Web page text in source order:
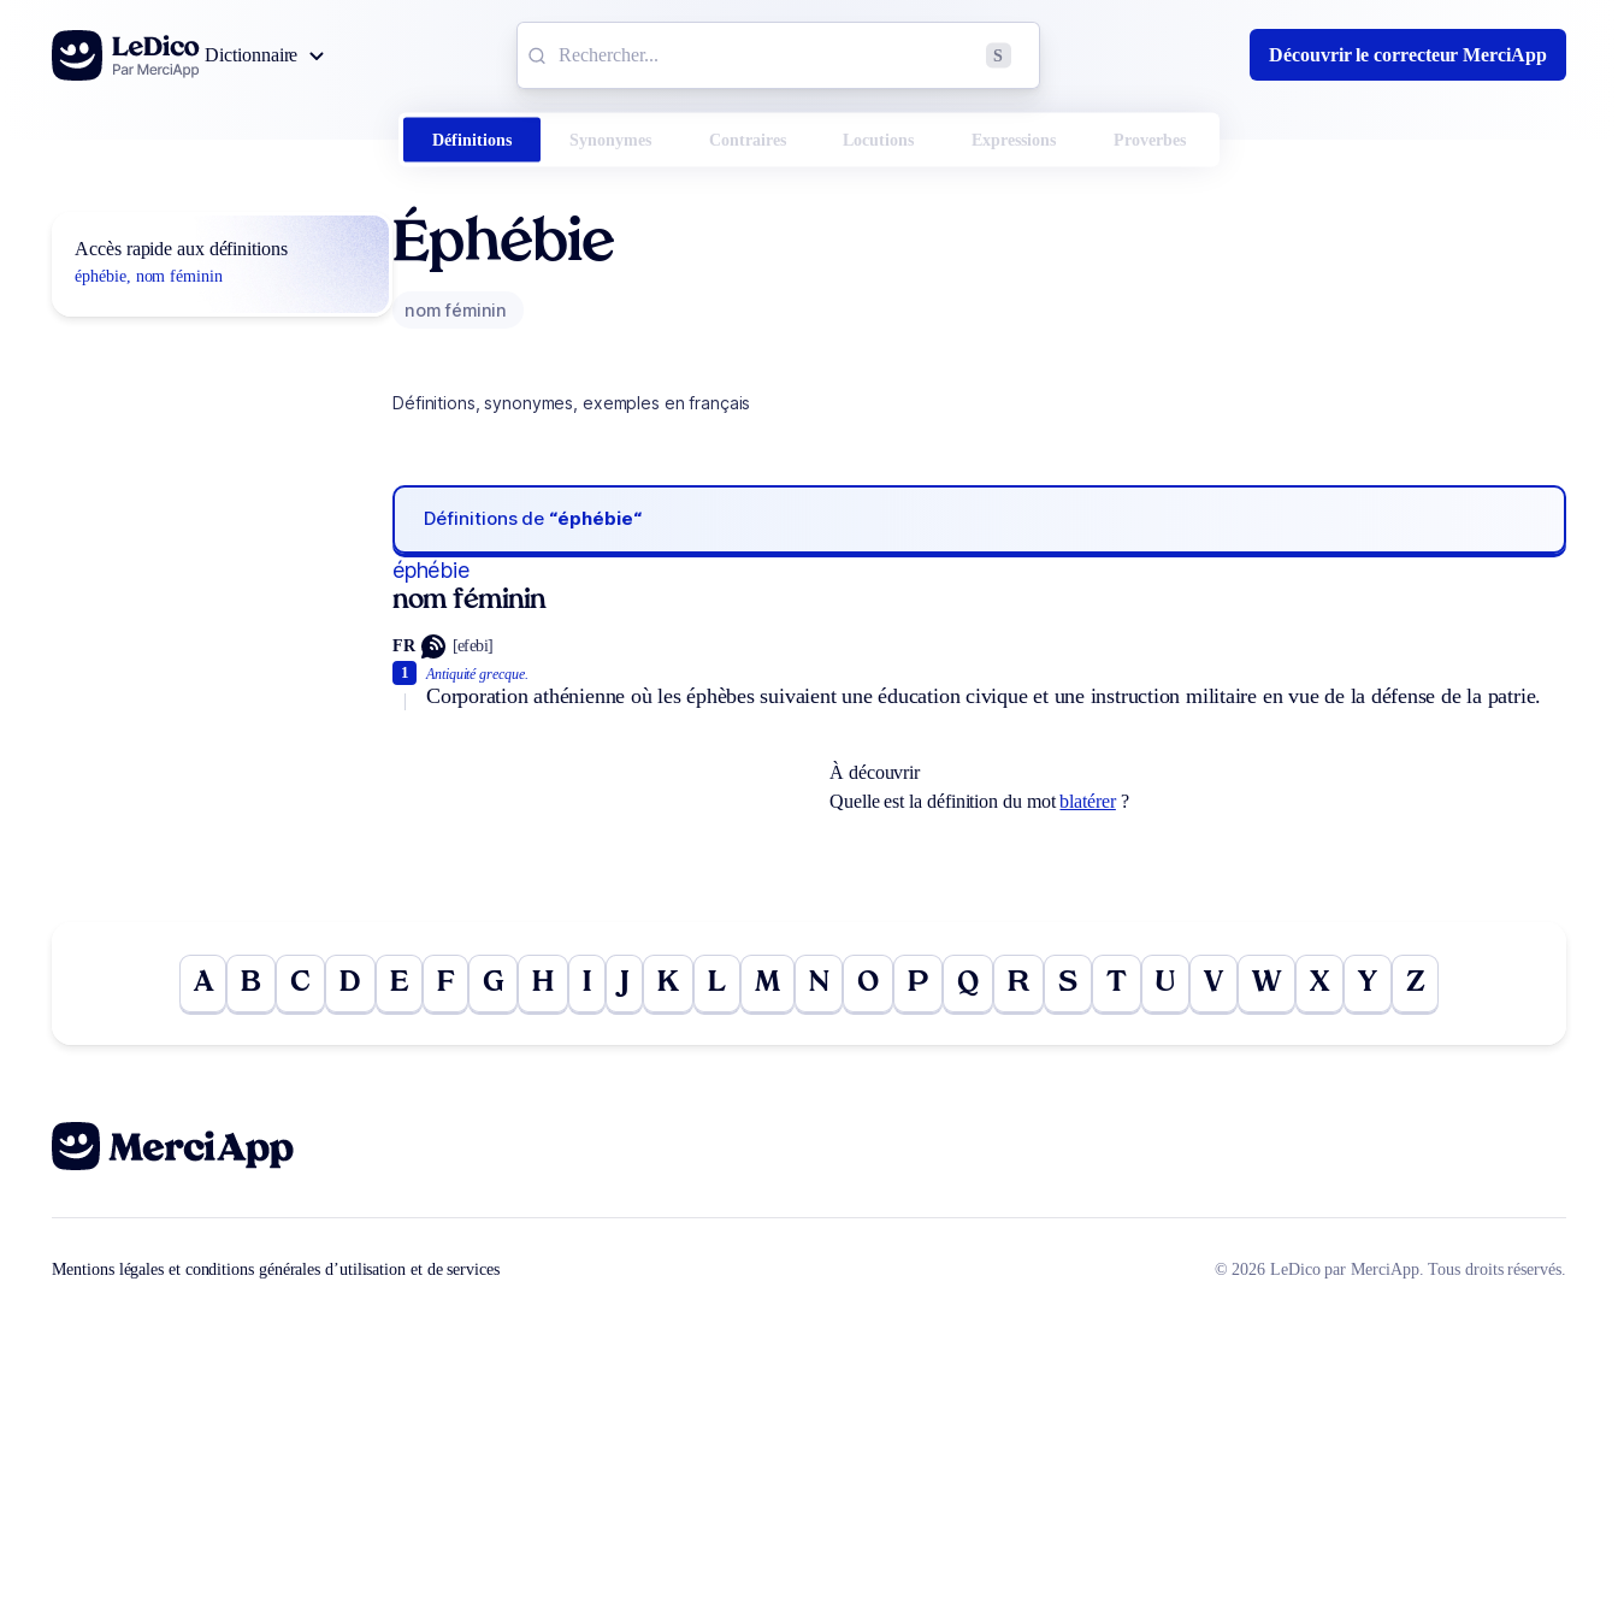
Aller au contenu
Dictionnaire
S Découvrir le correcteur MerciApp
Définitions Synonymes Contraires Locutions Expressions Proverbes
Accès rapide aux définitions
éphébie, nom féminin
Éphébie
nom féminin
Définitions, synonymes, exemples en français
Définitions de “éphébie“
éphébie
nom féminin
FR [efebi]
Antiquité grecque.
Corporation athénienne où les éphèbes suivaient une éducation civique et une instruction militaire en vue de la défense de la patrie.
1
À découvrir
Quelle est la définition du motblatérer?
A B C D E F G H I K L M N O P Q R S T U V W X Y Z
Mentions légales et conditions générales d’utilisation et de services © 2026 LeDico par MerciApp. Tous droits réservés.